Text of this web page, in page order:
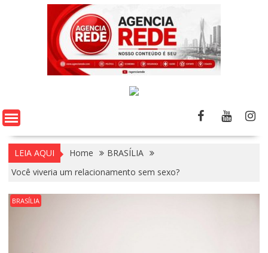
LEIA AQUI Home
BRASÍLIA
Você viveria um relacionamento sem sexo?
BRASÍLIA